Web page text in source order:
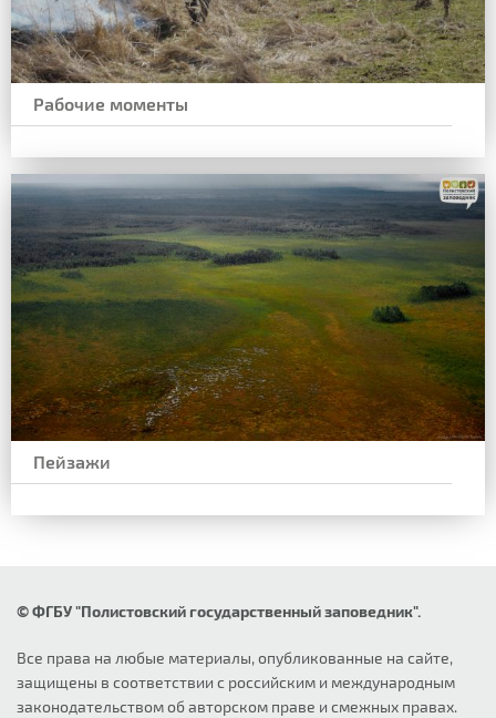
Рабочие моменты
Пейзажи
© ФГБУ "Полистовский государственный заповедник".
Все права на любые материалы, опубликованные на сайте,
защищены в соответствии с российским и международным
законодательством об авторском праве и смежных правах.